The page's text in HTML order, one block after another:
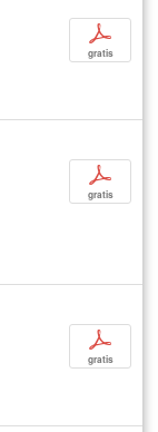
p
gratis
p
gratis
p
gratis